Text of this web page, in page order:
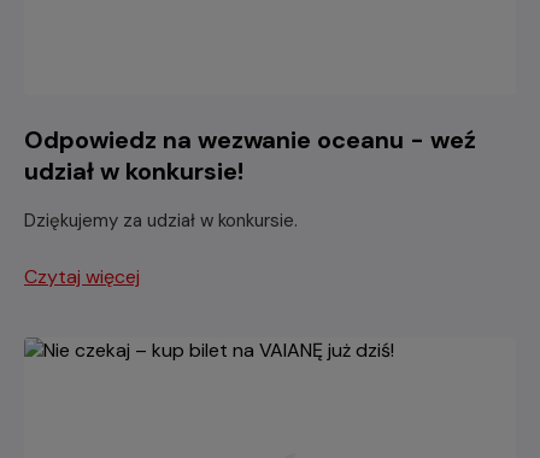
Odpowiedz na wezwanie oceanu - weź
udział w konkursie!
Dziękujemy za udział w konkursie.
Czytaj więcej